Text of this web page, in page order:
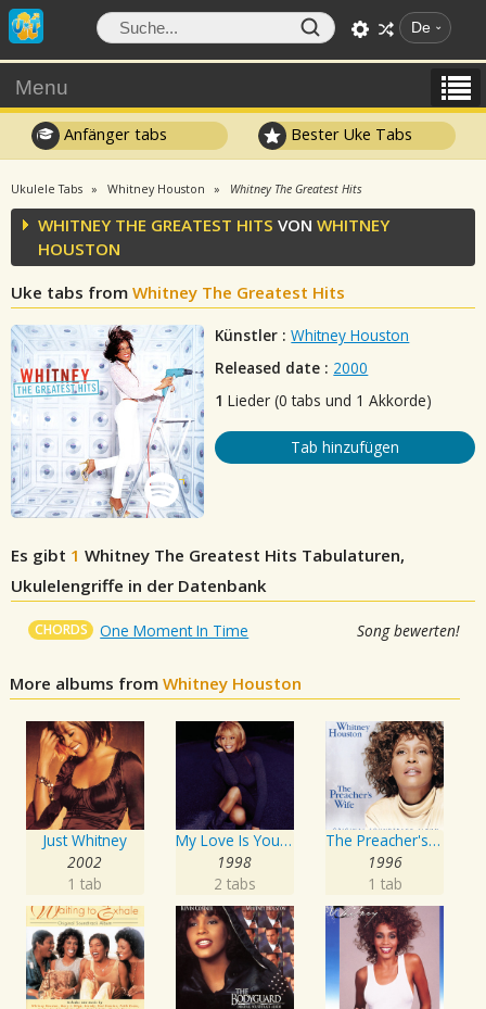
De
Menu
Anfänger tabs Bester Uke Tabs
Ukulele Tabs Whitney Houston Whitney The Greatest Hits
WHITNEY THE GREATEST HITS VON WHITNEY
HOUSTON
Uke tabs from Whitney The Greatest Hits
Künstler : Whitney Houston
Released date : 2000
1 Lieder (0 tabs und 1 Akkorde)
Tab hinzufügen
Es gibt 1 Whitney The Greatest Hits Tabulaturen,
Ukulelengriffe in der Datenbank
CHORDS One Moment In Time Song bewerten!
More albums fromWhitney Houston
Just Whitney
2002
1 tab
My Love Is Your Love
1998
2 tabs
The Preacher's Wife
1996
1 tab